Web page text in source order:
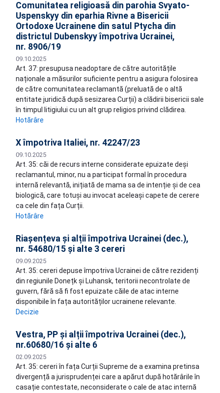
Comunitatea religioasă din parohia Svyato-
Uspenskyy din eparhia Rivne a Bisericii
Ortodoxe Ucrainene din satul Ptycha din
districtul Dubenskyy împotriva Ucrainei,
nr. 8906/19
09.10.2025
Art. 37: presupusa neadoptare de către autoritățile
naționale a măsurilor suficiente pentru a asigura folosirea
de către comunitatea reclamantă (preluată de o altă
entitate juridică după sesizarea Curții) a clădirii bisericii sale
în timpul litigiului cu un alt grup religios privind clădirea.
Hotărâre
X împotriva Italiei, nr. 42247/23
09.10.2025
Art. 35: căi de recurs interne considerate epuizate deși
reclamantul, minor, nu a participat formal în procedura
internă relevantă, inițiată de mama sa de intenție și de cea
biologică, care totuși au invocat aceleași capete de cerere
ca cele din fața Curții.
Hotărâre
Riașențeva și alții împotriva Ucrainei (dec.),
nr. 54680/15 și alte 3 cereri
09.09.2025
Art. 35: cereri depuse împotriva Ucrainei de către rezidenți
din regiunile Donețk și Luhansk, teritorii necontrolate de
guvern, fără să fi fost epuizate căile de atac interne
disponibile în fața autorităților ucrainene relevante.
Decizie
Vestra, PP și alții împotriva Ucrainei (dec.),
nr.60680/16 și alte 6
02.09.2025
Art. 35: cereri în fața Curții Supreme de a examina pretinsa
divergență a jurisprudenței care a apărut după hotărârile în
casație contestate, neconsiderate o cale de atac internă